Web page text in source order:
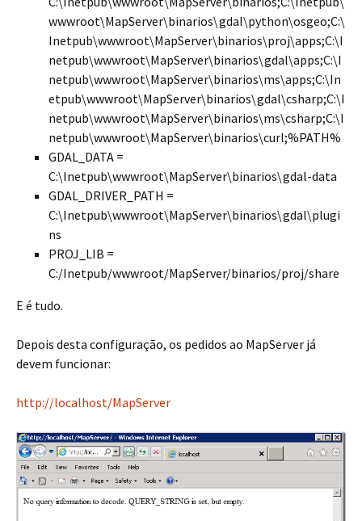
wwwroot\MapServer\binarios\gdal\python\osgeo;C:\
Inetpub\wwwroot\MapServer\binarios\proj\apps;C:\I
netpub\wwwroot\MapServer\binarios\gdal\apps;C:\I
netpub\wwwroot\MapServer\binarios\ms\apps;C:\In
etpub\wwwroot\MapServer\binarios\gdal\csharp;C:\I
netpub\wwwroot\MapServer\binarios\ms\csharp;C:\I
netpub\wwwroot\MapServer\binarios\curl;%PATH%
GDAL_DATA =
C:\Inetpub\wwwroot\MapServer\binarios\gdal-data
GDAL_DRIVER_PATH =
C:\Inetpub\wwwroot\MapServer\binarios\gdal\plugi
ns
PROJ_LIB =
C:/Inetpub/wwwroot/MapServer/binarios/proj/share
E é tudo.
Depois desta configuração, os pedidos ao MapServer já
devem funcionar:
http://localhost/MapServer